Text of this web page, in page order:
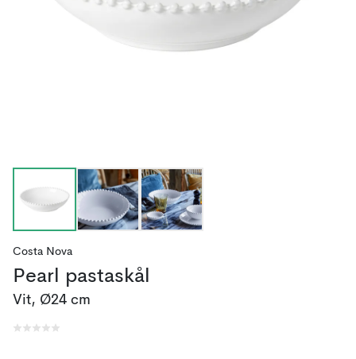
Costa Nova
Pearl pastaskål
Vit, Ø24 cm